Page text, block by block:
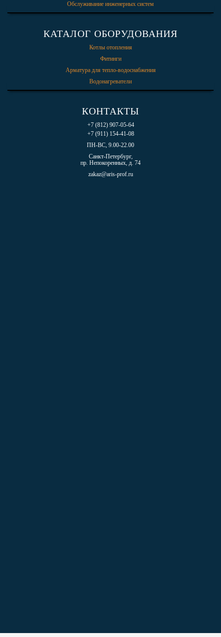
Обслуживание инженерных систем
КАТАЛОГ ОБОРУДОВАНИЯ
Котлы отопления
Фитинги
Арматура для тепло-водоснабжения
Водонагреватели
КОНТАКТЫ
+7 (812) 907-05-64
+7 (911) 154-41-08
ПН-ВС, 9.00-22.00
Санкт-Петербург,
пр. Непокоренных, д. 74
zakaz@aris-prof.ru